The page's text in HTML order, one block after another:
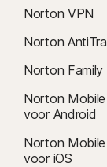
Norton VPN
Norton
Norton Family
Norton
voor Android
Norton
voor iOS